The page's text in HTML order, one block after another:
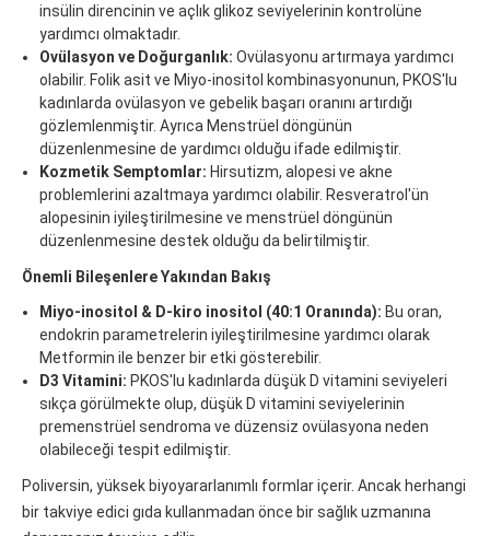
insülin direncinin ve açlık glikoz seviyelerinin kontrolüne
yardımcı olmaktadır.
Ovülasyon ve Doğurganlık: Ovülasyonu artırmaya yardımcı
olabilir. Folik asit ve Miyo-inositol kombinasyonunun, PKOS'lu
kadınlarda ovülasyon ve gebelik başarı oranını artırdığı
gözlemlenmiştir. Ayrıca Menstrüel döngünün
düzenlenmesine de yardımcı olduğu ifade edilmiştir.
Kozmetik Semptomlar: Hirsutizm, alopesi ve akne
problemlerini azaltmaya yardımcı olabilir. Resveratrol'ün
alopesinin iyileştirilmesine ve menstrüel döngünün
düzenlenmesine destek olduğu da belirtilmiştir.
Önemli Bileşenlere Yakından Bakış
Miyo-inositol & D-kiro inositol (40:1 Oranında): Bu oran,
endokrin parametrelerin iyileştirilmesine yardımcı olarak
Metformin ile benzer bir etki gösterebilir.
D3 Vitamini: PKOS'lu kadınlarda düşük D vitamini seviyeleri
sıkça görülmekte olup, düşük D vitamini seviyelerinin
premenstrüel sendroma ve düzensiz ovülasyona neden
olabileceği tespit edilmiştir.
Poliversin, yüksek biyoyararlanımlı formlar içerir. Ancak herhangi
bir takviye edici gıda kullanmadan önce bir sağlık uzmanına